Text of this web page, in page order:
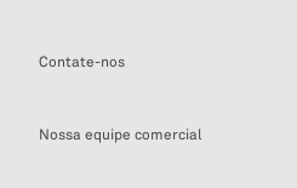
Contate-nos
Nossa equipe comercial